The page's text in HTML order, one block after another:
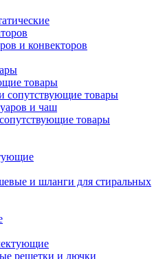
и конвекторов
товары
сопутствующие товары
и чаш
товары
и шланги для стиральных
решетки и лючки